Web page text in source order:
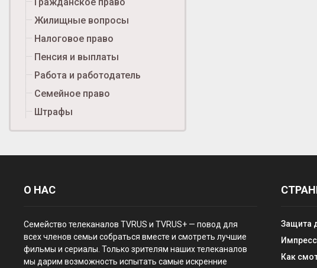
Жилищные вопросы
Налоговое право
Пенсия и выплаты
Работа и работодатель
Семейное право
Штрафы
О НАС
Семейство телеканалов TVRUS и TVRUS+ — повод для
всех членов семьи собраться вместе и смотреть лучшие
фильмы и сериалы. Только зрителям наших телеканалов
мы дарим возможность испытать самые искренние
Защита
Как